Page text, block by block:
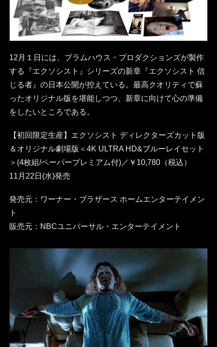
12月１日には、ブラムハウス・プロダクションズが製作
する『エクソシスト』シリーズの新章『エクソシスト 信
じる者』の日本公開が控えている。最高クオリティで蘇
ったオリジナル版を堪能しつつ、新章に向けて心の準備
をしたいところである。
【初回限定生産】エクソシスト ディレクターズカット版
＆オリジナル劇場版＜4K ULTRA HD&ブルーレイセット
＞(4枚組/ペーパープレミアム付)／￥10,780（税込）
11月22日(水)発売
発売元：ワーナー・ブラザース ホームエンターテイメン
ト
販売元：NBCユニバーサル・エンターテイメント